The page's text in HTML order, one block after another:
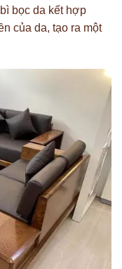
bọc da kết hợp
của da, tạo ra một